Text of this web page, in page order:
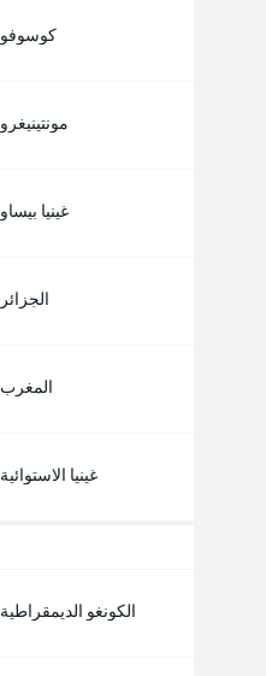
كوسوفو
مونتينيغرو
غينيا بيساو
الجزائر
المغرب
غينيا الاستوائية
الكونغو الديمقراطية